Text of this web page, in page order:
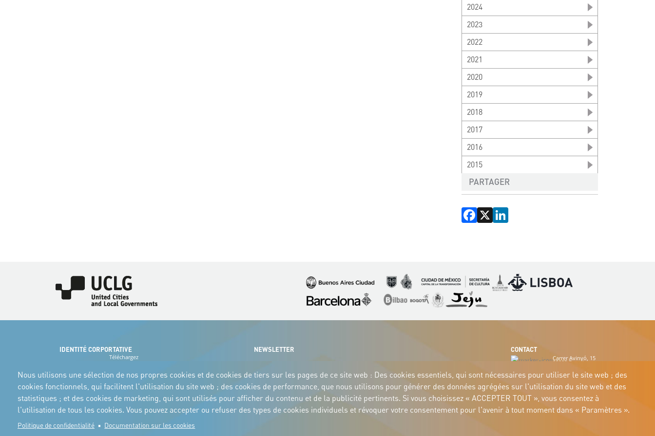
2024
2023
2022
2021
2020
2019
2018
2017
2016
2015
PARTAGER
Facebook
X
Image Image Image ImageImage
Image
Image Image ImageImage
IDENTITÉ CORPORTATIVE
Téléchargez
manuel
NEWSLETTER CONTACT
Carrer Avinyó, 15
08002 Barcelona
culture@uclg.org
Nous utilisons une sélection de nos propres cookies et de cookies de tiers sur les pages de ce site web : Des cookies essentiels, qui sont nécessaires pour utiliser le site web ; des
cookies fonctionnels, qui facilitent l'utilisation du site web ; des cookies de performance, que nous utilisons pour générer des données agrégées sur l'utilisation du site web et des
statistiques ; et des cookies de marketing, qui sont utilisés pour afficher du contenu et de la publicité pertinents. Si vous choisissez « ACCEPTER TOUT », vous consentez à
l'utilisation de tous les cookies. Vous pouvez accepter ou refuser des types de cookies individuels et révoquer votre consentement pour l'avenir à tout moment dans « Paramètres ».
Politique de confidentialité Documentation sur les cookies